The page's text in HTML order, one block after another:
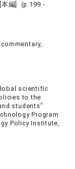
本編] (p.199 -
scientific
to the
students”
Program
Policy Institute,